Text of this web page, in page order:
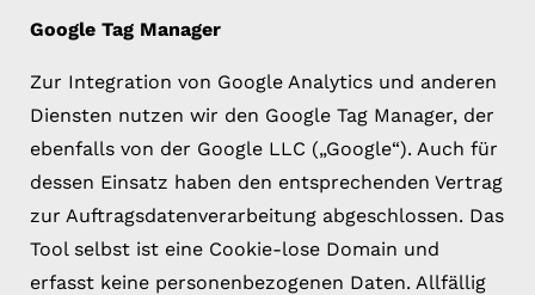
Google Tag Manager
Zur Integration von Google Analytics und anderen
Diensten nutzen wir den Google Tag Manager, der
ebenfalls von der Google LLC („Google“). Auch für
dessen Einsatz haben den entsprechenden Vertrag
zur Auftragsdatenverarbeitung abgeschlossen. Das
Tool selbst ist eine Cookie-lose Domain und
erfasst keine personenbezogenen Daten. Allfällig